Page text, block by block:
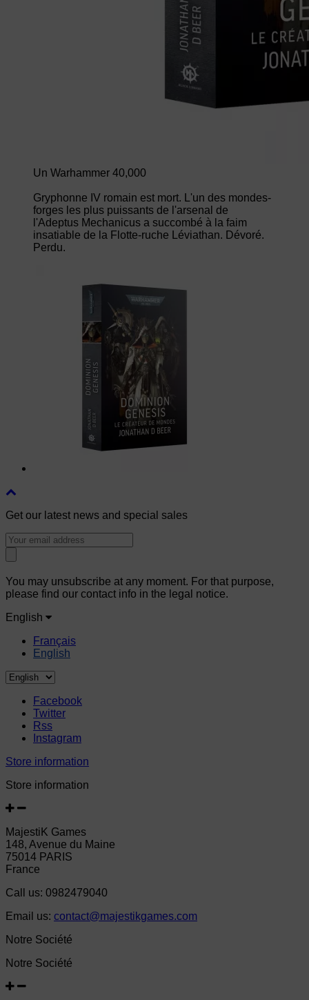
Un Warhammer 40,000
Gryphonne IV romain est mort. L'un des mondes-
forges les plus puissants de l'arsenal de
l'Adeptus Mechanicus a succombé à la faim
insatiable de la Flotte-ruche Léviathan. Dévoré.
Perdu.
Get our latest news and special sales
You may unsubscribe at any moment. For that purpose,
please find our contact info in the legal notice.
English
Français
English
Facebook
Twitter
Rss
Instagram
Store information
Store information
MajestiK Games
148, Avenue du Maine
75014 PARIS
France
Call us: 0982479040
Email us: contact@majestikgames.com
Notre Société
Notre Société